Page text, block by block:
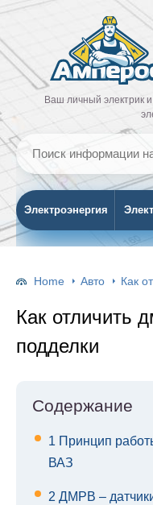
Ваш личный электрик
Электроэнергия
Home Авто Как
Как отличить
подделки
Содержание
1 Принцип
ВАЗ
2 ДМРВ –